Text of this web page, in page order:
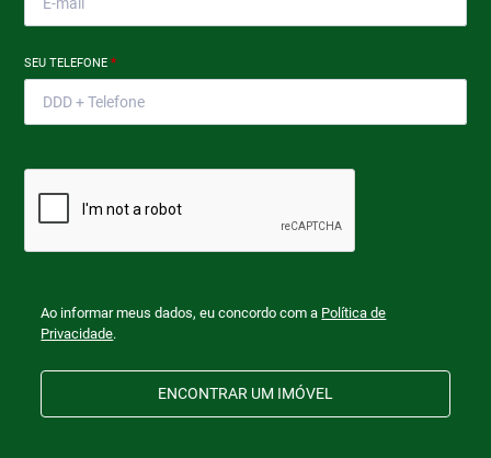
SEU TELEFONE*
Ao informar meus dados, eu concordo com a Política de
Privacidade.
ENCONTRAR UM IMÓVEL